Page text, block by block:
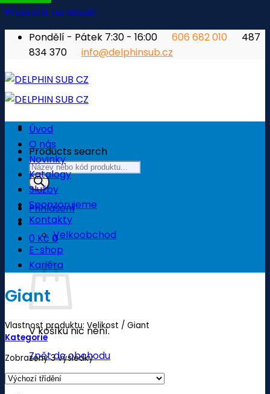
Přeskočit na obsah
Pondělí - Pátek 7:30 - 16:00
606 682 010
487
834 370
info@delphinsub.cz
Products search
Přihlášení
0 Kč 0
Košík
V košíku nic není.
Zpět do obchodu
Úvod
O nás
Novinky
Katalogy
Služby
Sponzorujeme
Kontakty
Velkoobchod
E-shop
Kariéra
Giant
Vlastnost produktu: Velikost / Giant
Kategorie
Zobrazeny 3 výsledky